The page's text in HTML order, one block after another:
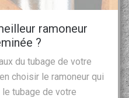
ramoneur
?
du tubage de votre
choisir le ramoneur qui
tubage de votre